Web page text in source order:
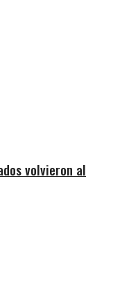
volvieron al